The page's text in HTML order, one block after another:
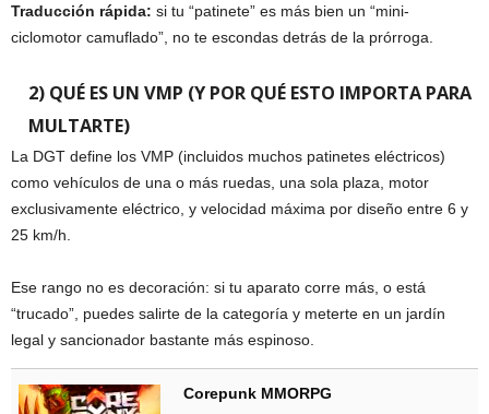
Traducción rápida: si tu “patinete” es más bien un “mini-
ciclomotor camuflado”, no te escondas detrás de la prórroga.
2) QUÉ ES UN VMP (Y POR QUÉ ESTO IMPORTA PARA
MULTARTE)
La DGT define los VMP (incluidos muchos patinetes eléctricos)
como vehículos de una o más ruedas, una sola plaza, motor
exclusivamente eléctrico, y velocidad máxima por diseño entre 6 y
25 km/h.
Ese rango no es decoración: si tu aparato corre más, o está
“trucado”, puedes salirte de la categoría y meterte en un jardín
legal y sancionador bastante más espinoso.
Corepunk MMORPG